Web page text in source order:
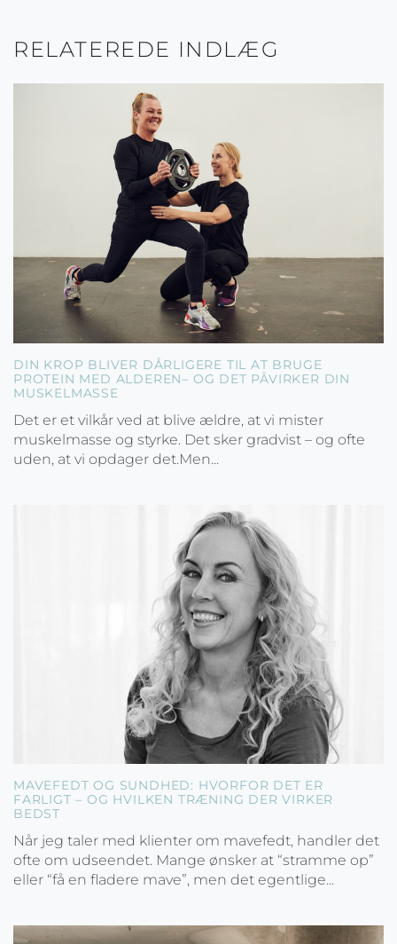
RELATEREDE INDLÆG
DIN KROP BLIVER DÅRLIGERE TIL AT BRUGE
PROTEIN MED ALDEREN– OG DET PÅVIRKER DIN
MUSKELMASSE
Det er et vilkår ved at blive ældre, at vi mister
muskelmasse og styrke. Det sker gradvist – og ofte
uden, at vi opdager det.Men...
MAVEFEDT OG SUNDHED: HVORFOR DET ER
FARLIGT – OG HVILKEN TRÆNING DER VIRKER
BEDST
Når jeg taler med klienter om mavefedt, handler det
ofte om udseendet. Mange ønsker at “stramme op”
eller “få en fladere mave”, men det egentlige...